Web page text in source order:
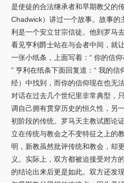
是使徒的合法继承者和早期教父的
Chadwick）讲过一个故事。故事的
利是一个安立甘宗信徒。他到罗马
看见亨利爵士站在与会者中间，就
一张小纸条，上面写着：“ 你的信
” 亨利在纸条下面回复道：“ 我的
经）中找到，而你的信仰现在也无
对话在过去几个世纪里非常典型，
调自己拥有贯穿历史的恒久性，另
初阶段的传统。罗马天主教试图论
立在传统与教会之不变特征之上的
明，新教虽然批评传统和教会，却
义。实际上，双方都被迫接受对方
的结论出来后更是如此。双方还发